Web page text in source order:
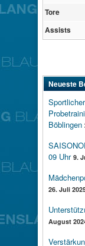
Tore
Assists
Neueste
Böblingen
09 Uhr 9.
26. Juli
August